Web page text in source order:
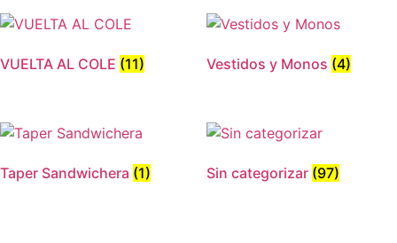
página
de
página
de
VUELTA AL COLE (11) Vestidos y Monos (4)
Taper Sandwichera (1) Sin categorizar (97)